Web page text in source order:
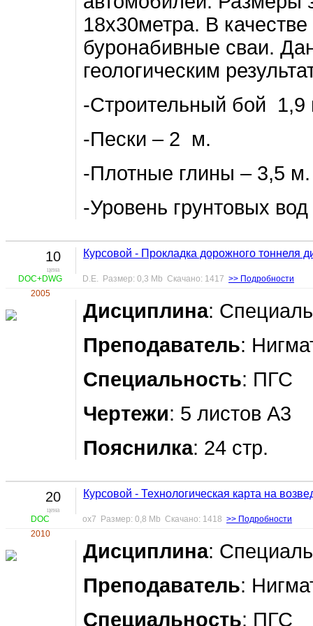
18х30метра. В
буронабивные сваи.
геологическим
-Строительный бой 1,9
-Пески – 2 м.
-Плотные глины – 3,5 м.
-Уровень грунтовых
10
цена
DOC+DWG
2005
Курсовой - Прокладка дорожного тоннеля
D.E. Размер: 0,3 Mb Скачано: 1417 >> Подробности
Дисциплина:
Преподаватель:
Специальность: ПГС
Чертежи: 5 листов А3
Пояснилка: 24 стр.
20
цена
DOC
2010
Курсовой - Технологическая карта на
ox7 Размер: 0,8 Mb Скачано: 1418 >> Подробности
Дисциплина:
Преподаватель:
Специальность: ПГС